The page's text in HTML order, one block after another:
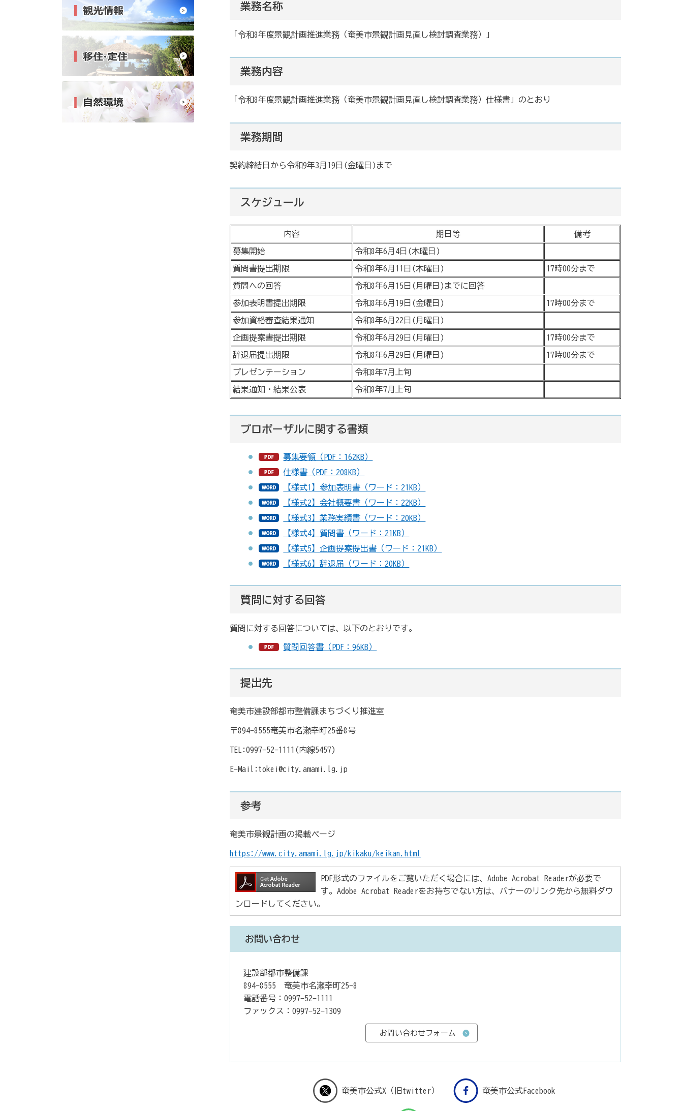
業務名称
「令和8年度景観計画推進業務（奄美市景観計画見直し検討調査業務）」
業務内容
「令和8年度景観計画推進業務（奄美市景観計画見直し検討調査業務）仕様書」のとおり
業務期間
契約締結日から令和9年3月19日(金曜日)まで
スケジュール
内容 期日等 備考
募集開始 令和8年6月4日(木曜日)
質問書提出期限 令和8年6月11日(木曜日) 17時00分まで
質問への回答 令和8年6月15日(月曜日)までに回答
参加表明書提出期限 令和8年6月19日(金曜日) 17時00分まで
参加資格審査結果通知 令和8年6月22日(月曜日)
企画提案書提出期限 令和8年6月29日(月曜日) 17時00分まで
辞退届提出期限 令和8年6月29日(月曜日) 17時00分まで
プレゼンテーション 令和8年7月上旬
結果通知・結果公表 令和8年7月上旬
プロポーザルに関する書類
募集要領（PDF：162KB）
仕様書（PDF：208KB）
【様式1】参加表明書（ワード：21KB）
【様式2】会社概要書（ワード：22KB）
【様式3】業務実績書（ワード：20KB）
【様式4】質問書（ワード：21KB）
【様式5】企画提案提出書（ワード：21KB）
【様式6】辞退届（ワード：20KB）
質問に対する回答
質問に対する回答については、以下のとおりです。
質問回答書（PDF：96KB）
提出先
奄美市建設部都市整備課まちづくり推進室
〒894-8555奄美市名瀬幸町25番8号
TEL:0997-52-1111(内線5457)
E-Mail:tokei@city.amami.lg.jp
参考
奄美市景観計画の掲載ページ
https://www.city.amami.lg.jp/kikaku/keikan.html
PDF形式のファイルをご覧いただく場合には、Adobe Acrobat Readerが必要で
す。Adobe Acrobat Readerをお持ちでない方は、バナーのリンク先から無料ダウ
ンロードしてください。
お問い合わせ
建設部都市整備課
894-8555 奄美市名瀬幸町25-8
電話番号：0997-52-1111
ファックス：0997-52-1309
奄美市公式X（旧twitter） 奄美市公式Facebook